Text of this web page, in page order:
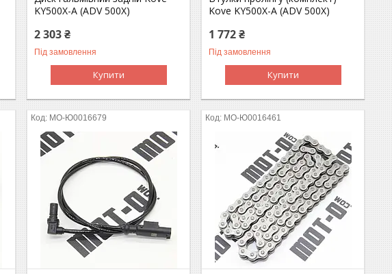
KY500X-A (ADV 500X)
2 303 ₴
Під замовлення
Купити
Kove KY500X-A (ADV 500X)
1 772 ₴
Під замовлення
Купити
MO-Ю0016679 MO-Ю0016461